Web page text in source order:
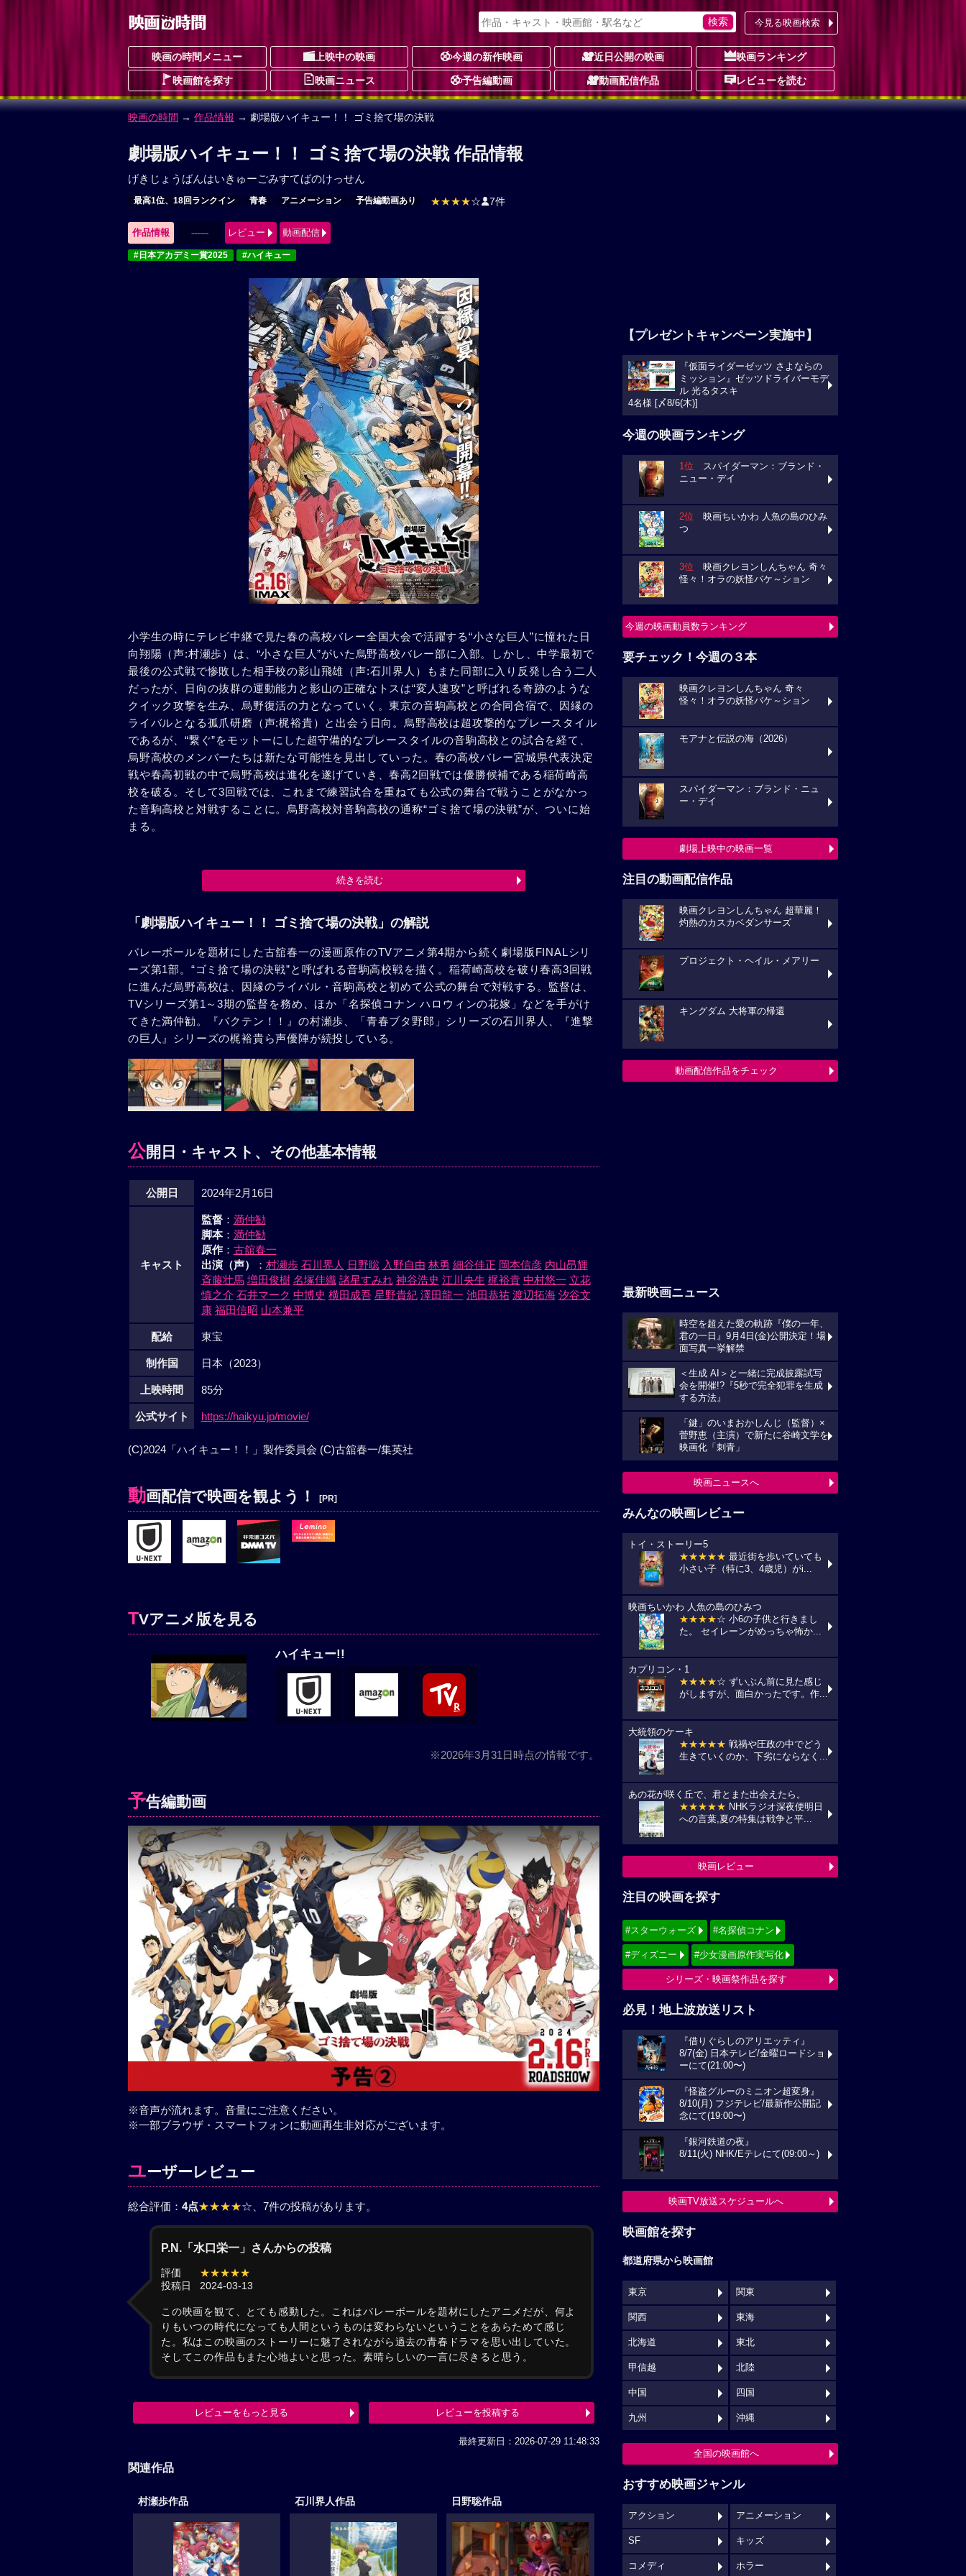
今見る映画検索
映画の時間メニュー 上映中の映画 今週の新作映画 近日公開の映画 映画ランキング
映画館を探す 映画ニュース 予告編動画 動画配信作品 レビューを読む
映画の時間 → 作品情報 → 劇場版ハイキュー！！ ゴミ捨て場の決戦
劇場版ハイキュー！！ ゴミ捨て場の決戦 作品情報
げきじょうばんはいきゅーごみすてばのけっせん
最高1位、18回ランクイン 青春 アニメーション 予告編動画あり ★★★★☆ 7件
作品情報 ------ レビュー 動画配信
#日本アカデミー賞2025 #ハイキュー
小学生の時にテレビ中継で見た春の高校バレー全国大会で活躍する“小さな巨人”に憧れた日
向翔陽（声:村瀬歩）は、“小さな巨人”がいた烏野高校バレー部に入部。しかし、中学最初で
最後の公式戦で惨敗した相手校の影山飛雄（声:石川界人）もまた同部に入り反発し合う二人
だったが、日向の抜群の運動能力と影山の正確なトスは“変人速攻”と呼ばれる奇跡のような
クイック攻撃を生み、烏野復活の力となっていく。東京の音駒高校との合同合宿で、因縁の
ライバルとなる孤爪研磨（声:梶裕貴）と出会う日向。烏野高校は超攻撃的なプレースタイル
であるが、“繋ぐ”をモットーにした超守備的なプレースタイルの音駒高校との試合を経て、
烏野高校のメンバーたちは新たな可能性を見出していった。春の高校バレー宮城県代表決定
戦や春高初戦の中で烏野高校は進化を遂げていき、春高2回戦では優勝候補である稲荷崎高
校を破る。そして3回戦では、これまで練習試合を重ねても公式の舞台で戦うことがなかっ
た音駒高校と対戦することに。烏野高校対音駒高校の通称“ゴミ捨て場の決戦”が、ついに始
まる。
続きを読む
「劇場版ハイキュー！！ ゴミ捨て場の決戦」の解説
バレーボールを題材にした古舘春一の漫画原作のTVアニメ第4期から続く劇場版FINALシリ
ーズ第1部。“ゴミ捨て場の決戦”と呼ばれる音駒高校戦を描く。稲荷崎高校を破り春高3回戦
に進んだ烏野高校は、因縁のライバル・音駒高校と初めて公式の舞台で対戦する。監督は、
TVシリーズ第1～3期の監督を務め、ほか「名探偵コナン ハロウィンの花嫁」などを手がけ
てきた満仲勧。『バクテン！！』の村瀬歩、「青春ブタ野郎」シリーズの石川界人、『進撃
の巨人』シリーズの梶裕貴ら声優陣が続投している。
公開日・キャスト、その他基本情報
公開日 2024年2月16日
キャスト
監督： 満仲勧
脚本： 満仲勧
原作： 古舘春一
出演（声）
： 村瀬歩 石川界人 日野聡 入野自由 林勇 細谷佳正 岡本信彦 内山昂輝
斉藤壮馬 増田俊樹 名塚佳織 諸星すみれ 神谷浩史 江川央生 梶裕貴 中村悠一 立花
慎之介 石井マーク 中博史 横田成吾 星野貴紀 澤田龍一 池田恭祐 渡辺拓海 汐谷文
康 福田信昭 山本兼平
配給 東宝
制作国 日本（2023）
上映時間 85分
公式サイト https://haikyu.jp/movie/
(C)2024「ハイキュー！！」製作委員会 (C)古舘春一/集英社
動画配信で映画を観よう！ [PR]
TVアニメ版を見る
ハイキュー!!
※2026年3月31日時点の情報です。
予告編動画
Play
※音声が流れます。音量にご注意ください。
※一部ブラウザ・スマートフォンに動画再生非対応がございます。
ユーザーレビュー
総合評価： 4点★★★★☆ 、7件の投稿があります。
P.N.「水口栄一」さんからの投稿
評価
★★★★★
投稿日
2024-03-13
この映画を観て、とても感動した。これはバレーボールを題材にしたアニメだが、何よ
りもいつの時代になっても人間というものは変わらないということをあらためて感じ
た。私はこの映画のストーリーに魅了されながら過去の青春ドラマを思い出していた。
そしてこの作品もまた心地よいと思った。素晴らしいの一言に尽きると思う。
レビューをもっと見る レビューを投稿する
最終更新日：2026-07-29 11:48:33
関連作品
村瀬歩作品 石川界人作品 日野聡作品
【プレゼントキャンペーン実施中】
『仮面ライダーゼッツ さよならの
ミッション』ゼッツドライバーモデ
ル 光るタスキ
4名様 [〆8/6(木)]
今週の映画ランキング
1位 スパイダーマン：ブランド・
ニュー・デイ
2位 映画ちいかわ 人魚の島のひみ
つ
3位 映画クレヨンしんちゃん 奇々
怪々！オラの妖怪バケ～ション
今週の映画動員数ランキング
要チェック！今週の３本
映画クレヨンしんちゃん 奇々
怪々！オラの妖怪バケ～ション
モアナと伝説の海（2026）
スパイダーマン：ブランド・ニュ
ー・デイ
劇場上映中の映画一覧
注目の動画配信作品
映画クレヨンしんちゃん 超華麗！
灼熱のカスカベダンサーズ
プロジェクト・ヘイル・メアリー
キングダム 大将軍の帰還
動画配信作品をチェック
最新映画ニュース
時空を超えた愛の軌跡『僕の一年、
君の一日』9月4日(金)公開決定！場
面写真一挙解禁
＜生成 AI＞と一緒に完成披露試写
会を開催!?『5秒で完全犯罪を生成
する方法』
「鍵」のいまおかしんじ（監督）×
菅野恵（主演）で新たに谷崎文学を
映画化「刺青」
映画ニュースへ
みんなの映画レビュー
トイ・ストーリー5
★★★★★ 最近街を歩いていても
小さい子（特に3、4歳児）がi...
映画ちいかわ 人魚の島のひみつ
★★★★☆ 小6の子供と行きまし
た。 セイレーンがめっちゃ怖か...
カプリコン・1
★★★★☆ ずいぶん前に見た感じ
がしますが、面白かったです。作...
大統領のケーキ
★★★★★ 戦禍や圧政の中でどう
生きていくのか、下劣にならなく...
あの花が咲く丘で、君とまた出会えたら。
★★★★★ NHKラジオ深夜便明日
への言葉,夏の特集は戦争と平...
映画レビュー
注目の映画を探す
#スターウォーズ #名探偵コナン
#ディズニー #少女漫画原作実写化
シリーズ・映画祭作品を探す
必見！地上波放送リスト
『借りぐらしのアリエッティ』
8/7(金) 日本テレビ/金曜ロードショ
ーにて(21:00〜)
『怪盗グルーのミニオン超変身』
8/10(月) フジテレビ/最新作公開記
念にて(19:00〜)
『銀河鉄道の夜』
8/11(火) NHK/Eテレにて(09:00～)
映画TV放送スケジュールへ
映画館を探す
都道府県から映画館
東京 関東
関西 東海
北海道 東北
甲信越 北陸
中国 四国
九州 沖縄
全国の映画館へ
おすすめ映画ジャンル
アクション アニメーション
SF キッズ
コメディ ホラー